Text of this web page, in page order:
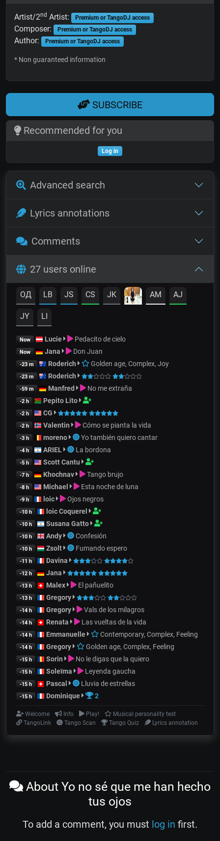
Artist/2nd Artist: Premium or TangoDJ access
Composer: Premium or TangoDJ access
Author: Premium or TangoDJ access
* Non guaranteed information
SUBSCRIBE
Recommended for you
Log in
Advanced search
Lyrics annotations
Comments
27 users online
OД LB JS CS JK AM AJ
JY LI
Now Lucie Pedacito de cielo
Now Jana Don Juan
-23 m Roderich Golden age, Complex, Joy
-23 m Roderich
-59 m Manfred No me extraña
-2 h Pepito Lito
-2 h CG
-2 h Valentin Cómo se pianta la vida
-3 h moreno Yo también quiero cantar
-4 h ARIEL La bordona
-5 h Scott Cantu
-7 h Khochnav Tango brujo
-8 h Michael Esta noche de luna
-9 h loic Ojos negros
-10 h loic Coquerel
-10 h Susana Gatto
-10 h Andy Confesión
-10 h Zsolt Fumando espero
-11 h Davina
-12 h Jana
-13 h Malex El pañuelito
-13 h Gregory
-14 h Gregory Vals de los milagros
-14 h Renata Las vueltas de la vida
-14 h Emmanuelle Contemporary, Complex, Feeling
-14 h Gregory Golden age, Complex, Feeling
-15 h Sorin No le digas que la quiero
-15 h Soleïma Leyenda gaucha
-15 h Pascal Lluvia de estrellas
-15 h Dominique 2
Welcome Info Play!
Musical personality test
TangoLink
Tango Scan Tango Quiz Lyrics annotation
About Yo no sé que me han hecho
tus ojos
To add a comment, you must log in first.